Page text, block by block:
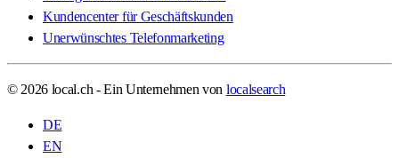
Kundencenter für Geschäftskunden
Unerwünschtes Telefonmarketing
© 2026 local.ch - Ein Unternehmen von localsearch
DE
EN